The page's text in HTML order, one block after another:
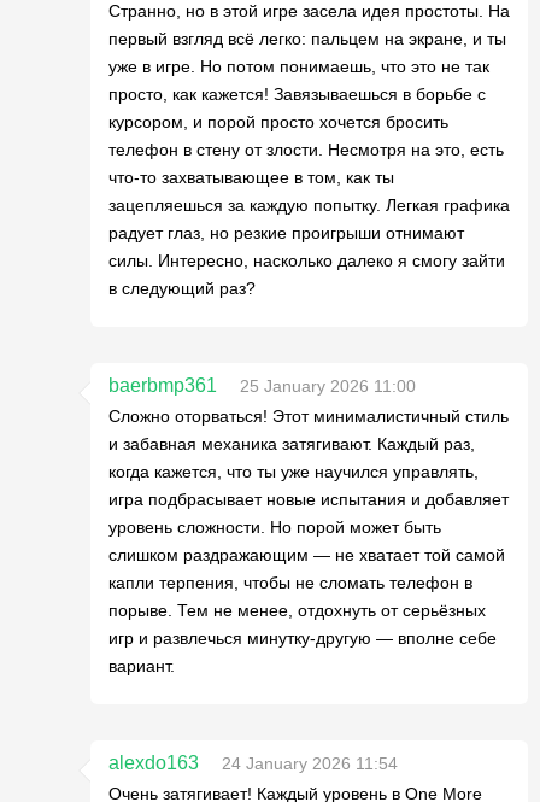
Странно, но в этой игре засела идея простоты. На
первый взгляд всё легко: пальцем на экране, и ты
уже в игре. Но потом понимаешь, что это не так
просто, как кажется! Завязываешься в борьбе с
курсором, и порой просто хочется бросить
телефон в стену от злости. Несмотря на это, есть
что-то захватывающее в том, как ты
зацепляешься за каждую попытку. Легкая графика
радует глаз, но резкие проигрыши отнимают
силы. Интересно, насколько далеко я смогу зайти
в следующий раз?
baerbmp361
25 January 2026 11:00
Сложно оторваться! Этот минималистичный стиль
и забавная механика затягивают. Каждый раз,
когда кажется, что ты уже научился управлять,
игра подбрасывает новые испытания и добавляет
уровень сложности. Но порой может быть
слишком раздражающим — не хватает той самой
капли терпения, чтобы не сломать телефон в
порыве. Тем не менее, отдохнуть от серьёзных
игр и развлечься минутку-другую — вполне себе
вариант.
alexdo163
24 January 2026 11:54
Очень затягивает! Каждый уровень в One More